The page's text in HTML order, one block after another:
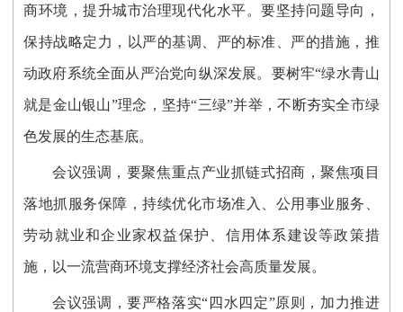
商环境，提升城市治理现代化水平。要坚持问题导向，
保持战略定力，以严的基调、严的标准、严的措施，推
动政府系统全面从严治党向纵深发展。要树牢“绿水青山
就是金山银山”理念，坚持“三绿”并举，不断夯实全市绿
色发展的生态基底。
会议强调，要聚焦重点产业抓链式招商，聚焦项目
落地抓服务保障，持续优化市场准入、公用事业服务、
劳动就业和企业家权益保护、信用体系建设等政策措
施，以一流营商环境支撑经济社会高质量发展。
会议强调，要严格落实“四水四定”原则，加力推进